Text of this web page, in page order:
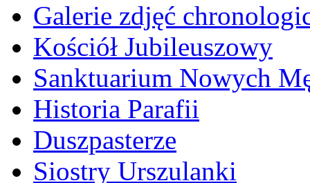
Galerie zdjęć
Kościół Jubileuszowy
Sanktuarium Nowych
Historia Parafii
Duszpasterze
Siostry Urszulanki